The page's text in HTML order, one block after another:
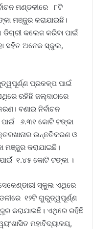
ମଣ୍ଡଳୀରେ ୮ଟି
ମଞ୍ଜୁର କରାଯାଇଛି।
କଲେଜ କରିବା ପାଇଁ
ସହିତ ଅନେକ ସ୍କୁଲ,
ପ୍ରକଳ୍ପ ପାଇଁ
ରହିଛି ଜଲ୍‌ଦାଠାରେ
ବଣାଇ ନିର୍ବାଚନ
୬.୩୧ କୋଟି ଟଙ୍କା
ଉନ୍ନତିକରଣ ଓ
ମଞ୍ଜୁର କରାଯାଇଛି।
୧.୪୫ କୋଟି ଟଙ୍କା ।
ସ୍କୁଲ ଏଥିରେ
୧୨ଟି ଗୁରୁତ୍ୱପୂର୍ଣ୍ଣ
କରାଯାଇଛି। ଏଥିରେ ରହିଛି
ମହାବିଦ୍ୟାଳୟ,